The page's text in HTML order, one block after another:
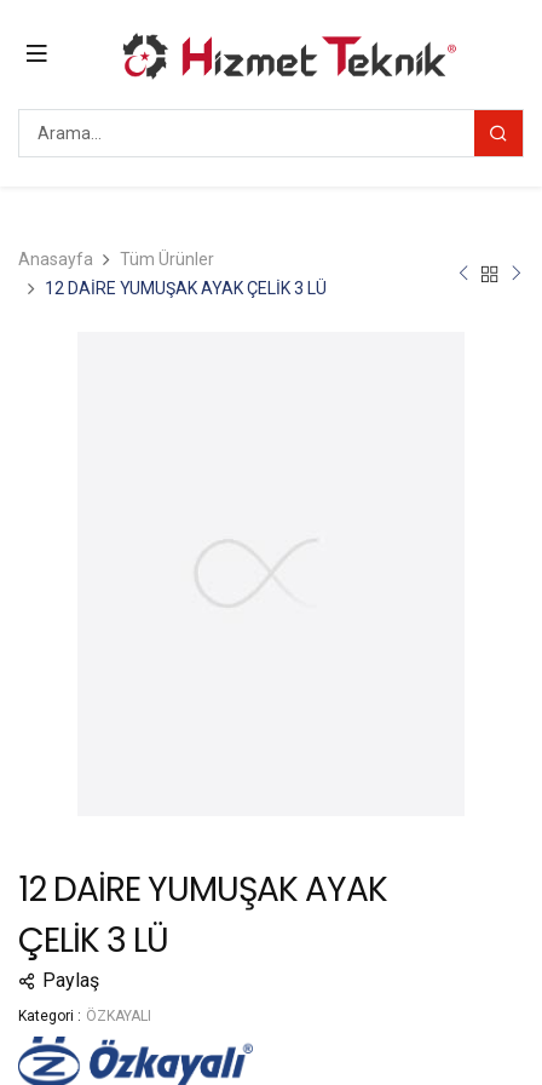
Anasayfa
Tüm Ürünler
12 DAİRE YUMUŞAK AYAK ÇELİK 3 LÜ
12 DAİRE YUMUŞAK AYAK
ÇELİK 3 LÜ
Paylaş
Kategori : ÖZKAYALI